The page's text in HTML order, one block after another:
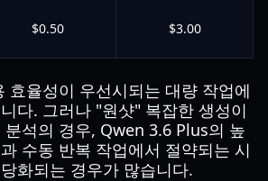
$0.50 $3.00
효율성이 우선시되는 대량 작업에
다. 그러나 "원샷" 복잡한 생성이
분석의 경우, Qwen 3.6 Plus의 높
수동 반복 작업에서 절약되는 시
화되는 경우가 많습니다.